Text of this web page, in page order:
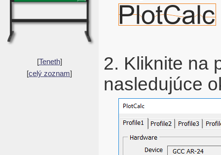
[Teneth]
[celý zoznam]
2. Kliknite na
nasledujúce